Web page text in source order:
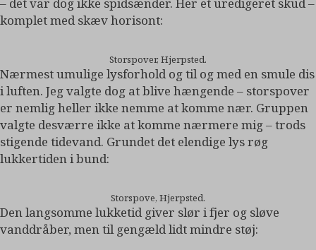
komplet med skæv horisont:
Storspover, Hjerpsted.
Nærmest umulige lysforhold og til og med en smule dis
i luften. Jeg valgte dog at blive hængende – storspover
er nemlig heller ikke nemme at komme nær. Gruppen
valgte desværre ikke at komme nærmere mig – trods
stigende tidevand. Grundet det elendige lys røg
lukkertiden i bund:
Storspove, Hjerpsted.
Den langsomme lukketid giver slør i fjer og sløve
vanddråber, men til gengæld lidt mindre støj: